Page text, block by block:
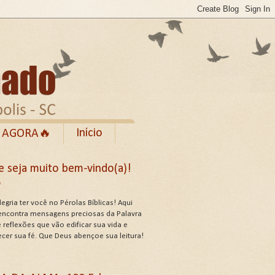
Início
ATRIBUTOS .
seja muito bem-vindo(a)!
ter você no Pérolas Bíblicas! Aqui
mensagens preciosas da Palavra
reflexões que vão edificar sua vida e
sua fé. Que Deus abençoe sua leitura!